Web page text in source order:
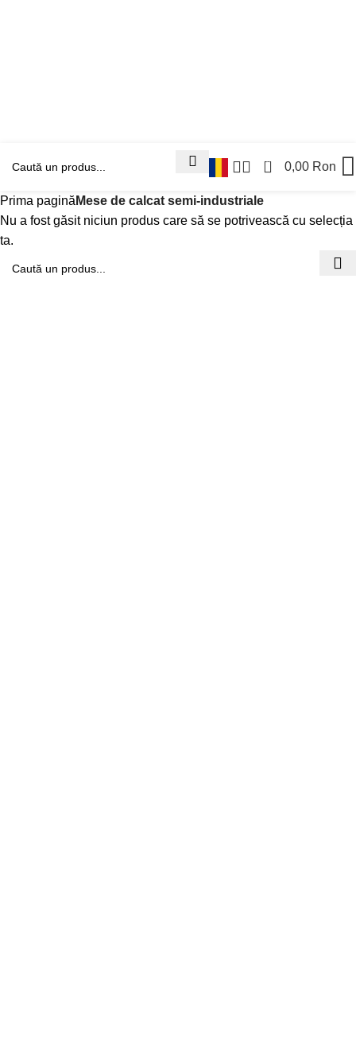
0 0,00 Ron
Prima pagină Mese de calcat semi-industriale
Nu a fost găsit niciun produs care să se potrivească cu selecția
ta.